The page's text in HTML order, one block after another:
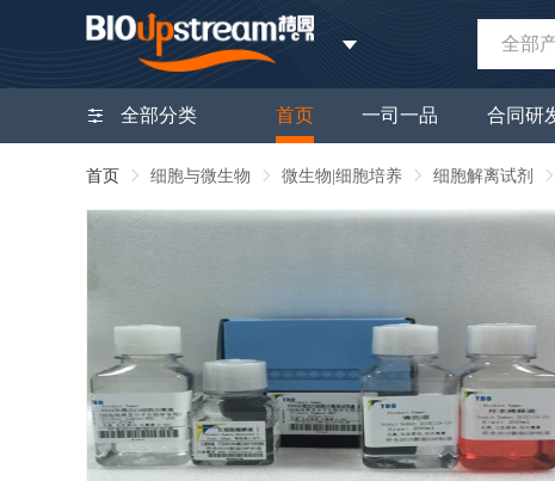
全部
全部分类 首页 一司一品 合同研
首页 细胞与微生物 微生物|细胞培养 细胞解离试剂